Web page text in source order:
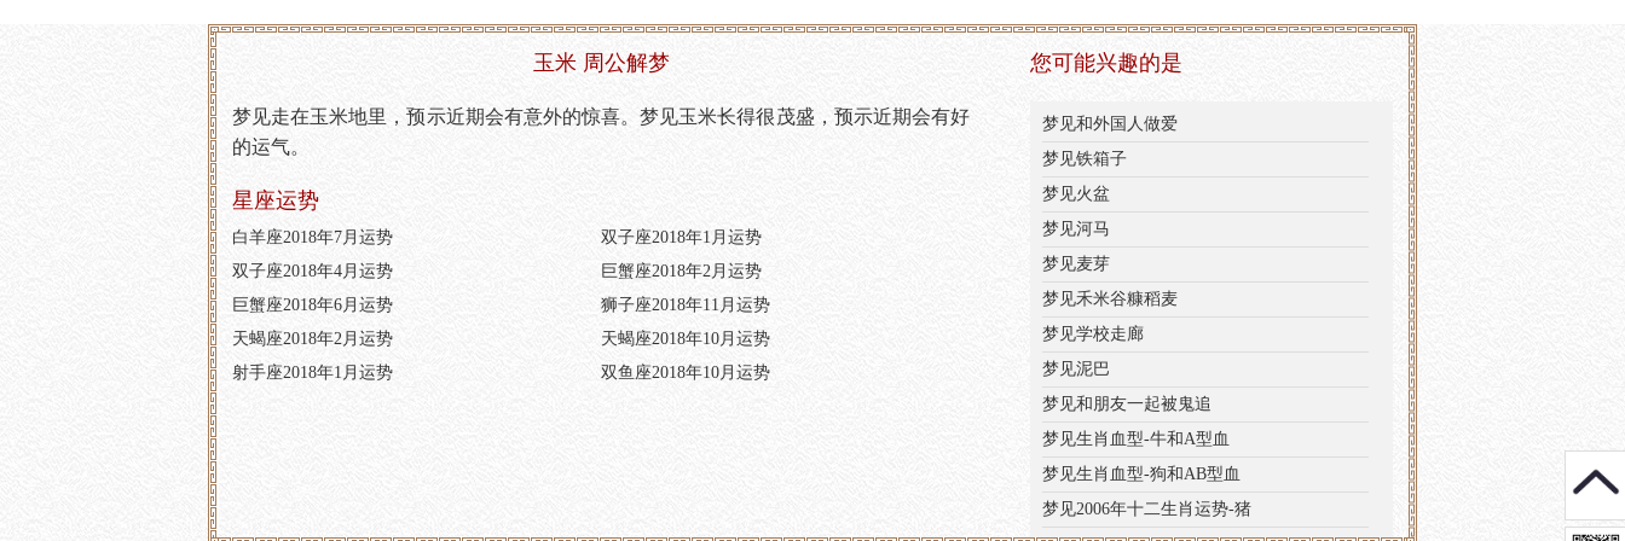
玉米 周公解梦
梦见走在玉米地里，预示近期会有意外的惊喜。梦见玉米长得很茂盛，预示近期会有好
的运气。
星座运势
白羊座2018年7月运势
双子座2018年1月运势
双子座2018年4月运势
巨蟹座2018年2月运势
巨蟹座2018年6月运势
狮子座2018年11月运势
天蝎座2018年2月运势
天蝎座2018年10月运势
射手座2018年1月运势
双鱼座2018年10月运势
您可能兴趣的是
梦见和外国人做爱
梦见铁箱子
梦见火盆
梦见河马
梦见麦芽
梦见禾米谷糠稻麦
梦见学校走廊
梦见泥巴
梦见和朋友一起被鬼追
梦见生肖血型-牛和A型血
梦见生肖血型-狗和AB型血
梦见2006年十二生肖运势-猪